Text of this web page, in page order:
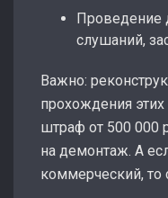
Проведение
слушаний,
Важно:
прохождения
штраф от 500 000
на демонтаж. А
коммерческий, то